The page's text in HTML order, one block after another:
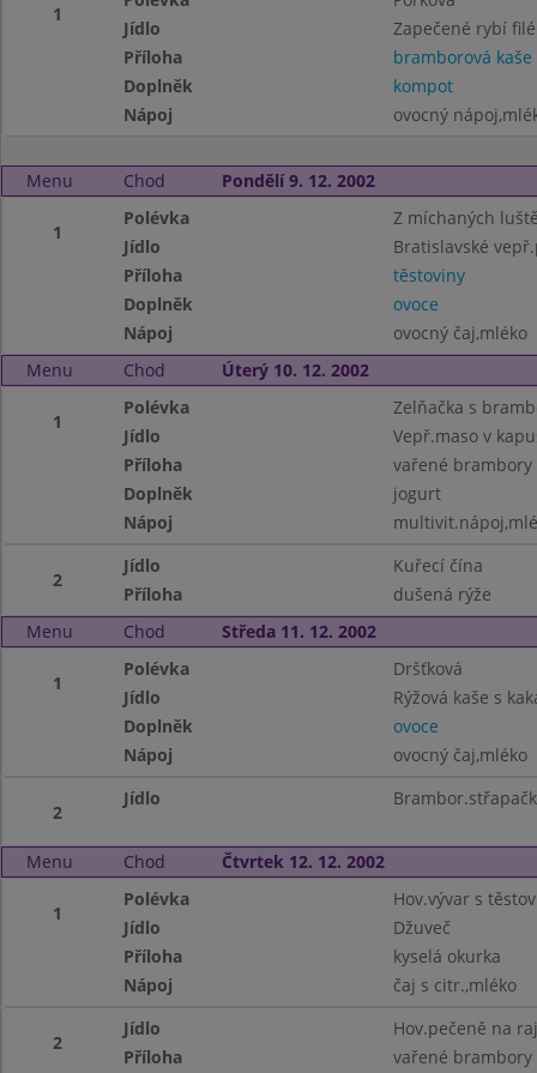
1
Jídlo
Zapečené rybí filé
Příloha
bramborová kaše
Doplněk
kompot
Nápoj
ovocný
Menu Chod Pondělí 9. 12. 2002
1
Polévka
Z míchaných
Jídlo
Bratislavské
Příloha
těstoviny
Doplněk
ovoce
Nápoj
ovocný čaj,mléko
Menu
Chod Úterý 10. 12. 2002
1
Polévka
Zelňačka s
Jídlo
Vepř.maso v
Příloha
vařené brambory
Doplněk
jogurt
Nápoj
2
Jídlo
Kuřecí čína
Příloha
dušená rýže
Menu
Chod Středa 11. 12. 2002
1
Polévka
Dršťková
Jídlo
Rýžová kaše s
Doplněk
ovoce
Nápoj
ovocný čaj,mléko
2
Jídlo
Menu Chod Čtvrtek 12. 12. 2002
1
Polévka
Hov.vývar s
Jídlo
Džuveč
Příloha
kyselá okurka
Nápoj
čaj s citr.,mléko
2
Jídlo
Hov.pečeně na
Příloha
vařené brambory